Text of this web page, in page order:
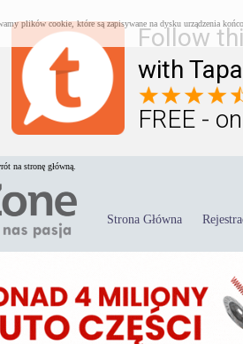
Follow
with
FREE -
plików cookie, które są zapisywane na dysku urządzenia
na stronę główną.
Strona Główna